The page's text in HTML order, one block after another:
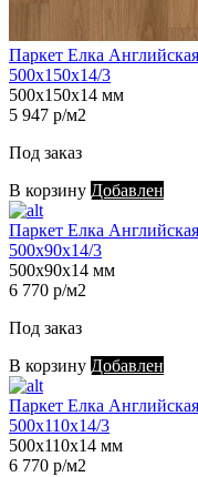
Паркет Елка
500х150х14/3
500х150х14 мм
5 947 р/м2
Под заказ
В корзину Добавлен
Паркет Елка
500х90х14/3
500х90х14 мм
6 770 р/м2
Под заказ
В корзину Добавлен
Паркет Елка
500х110х14/3
500х110х14 мм
6 770 р/м2